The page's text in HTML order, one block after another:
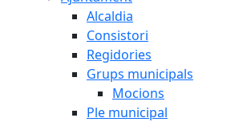
Alcaldia
Consistori
Regidories
Grups municipals
Mocions
Ple municipal